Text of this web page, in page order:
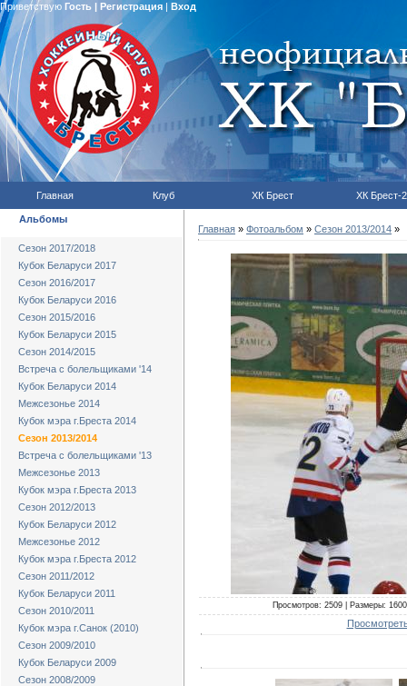
Приветствую Гость | Регистрация| Вход
Главная Клуб ХК Брест ХК Брест-2
Альбомы
Сезон 2017/2018
Кубок Беларуси 2017
Сезон 2016/2017
Кубок Беларуси 2016
Сезон 2015/2016
Кубок Беларуси 2015
Сезон 2014/2015
Встреча с болельщиками '14
Кубок Беларуси 2014
Межсезонье 2014
Кубок мэра г.Бреста 2014
Сезон 2013/2014
Встреча с болельщиками '13
Межсезонье 2013
Кубок мэра г.Бреста 2013
Сезон 2012/2013
Кубок Беларуси 2012
Межсезонье 2012
Кубок мэра г.Бреста 2012
Сезон 2011/2012
Кубок Беларуси 2011
Сезон 2010/2011
Кубок мэра г.Санок (2010)
Сезон 2009/2010
Кубок Беларуси 2009
Сезон 2008/2009
Главная » Фотоальбом » Сезон 2013/2014 »
Просмотров: 2509 | Размеры: